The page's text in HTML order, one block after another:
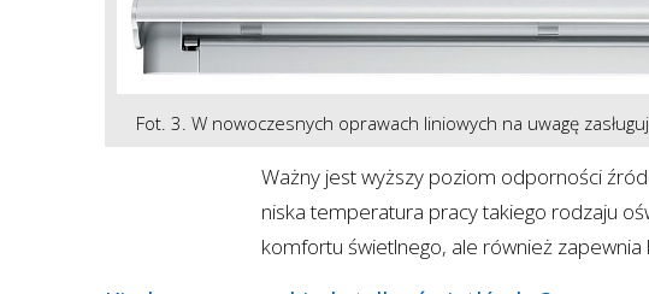
Fot. 3. W nowoczesnych oprawach liniowych na uwagę
Ważny jest wyższy poziom odporności
niska temperatura pracy takiego rodzaju
komfortu świetlnego, ale również zapewnia